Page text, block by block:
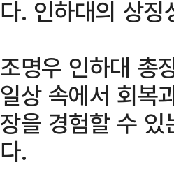
다. 인하대의 상
조명우 인하대 총
일상 속에서 회복
장을 경험할 수
다.